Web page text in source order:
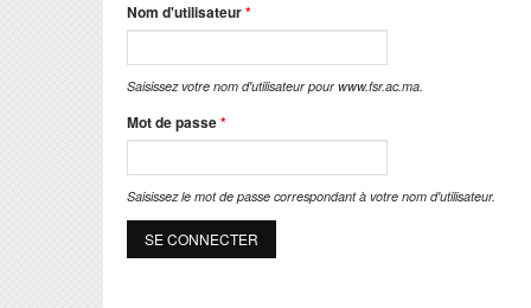
Nom d'utilisateur*
Saisissez votre nom d'utilisateur pour www.fsr.ac.ma.
Mot de passe*
Saisissez le mot de passe correspondant à votre nom d'utilisateur.